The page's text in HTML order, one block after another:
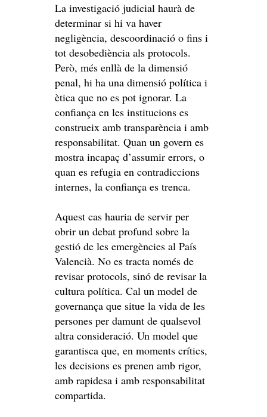
La investigació judicial haurà de
determinar si hi va haver
negligència, descoordinació o fins i
tot desobediència als protocols.
Però, més enllà de la dimensió
penal, hi ha una dimensió política i
ètica que no es pot ignorar. La
confiança en les institucions es
construeix amb transparència i amb
responsabilitat. Quan un govern es
mostra incapaç d’assumir errors, o
quan es refugia en contradiccions
internes, la confiança es trenca.
Aquest cas hauria de servir per
obrir un debat profund sobre la
gestió de les emergències al País
Valencià. No es tracta només de
revisar protocols, sinó de revisar la
cultura política. Cal un model de
governança que situe la vida de les
persones per damunt de qualsevol
altra consideració. Un model que
garantisca que, en moments crítics,
les decisions es prenen amb rigor,
amb rapidesa i amb responsabilitat
compartida.